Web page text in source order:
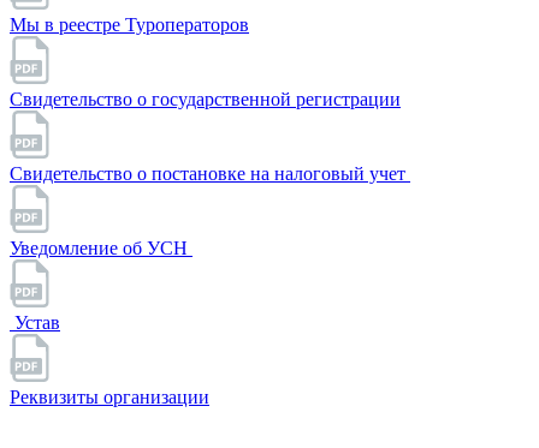
Мы в реестре Туроператоров
Свидетельство о государственной регистрации
Свидетельство о постановке на налоговый учет
Уведомление об УСН
Устав
Реквизиты организации